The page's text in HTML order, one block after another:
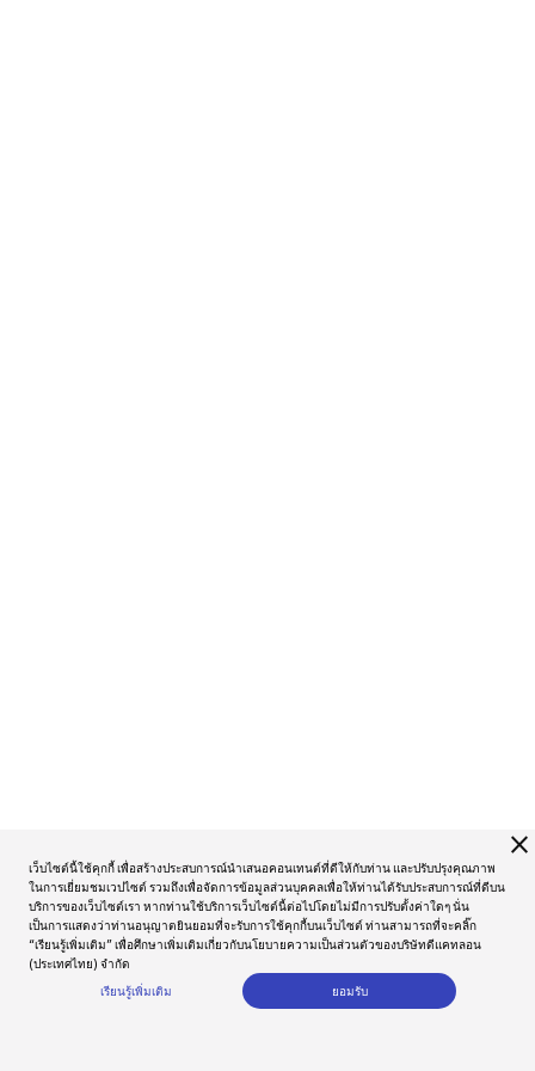
close
เว็บไซต์นี้ใช้คุกกี้ เพื่อสร้างประสบการณ์นำเสนอคอนเทนต์ที่ดีให้กับท่าน และปรับปรุงคุณภาพ
ในการเยี่ยมชมเวปไซต์ รวมถึงเพื่อจัดการข้อมูลส่วนบุคคลเพื่อให้ท่านได้รับประสบการณ์ที่ดีบน
บริการของเว็บไซต์เรา หากท่านใช้บริการเว็บไซต์นี้ต่อไปโดยไม่มีการปรับตั้งค่าใดๆ นั่น
เป็นการแสดงว่าท่านอนุญาตยินยอมที่จะรับการใช้คุกกี้บนเว็บไซต์ ท่านสามารถที่จะคลิ๊ก
“เรียนรู้เพิ่มเติม” เพื่อศึกษาเพิ่มเติมเกี่ยวกับนโยบายความเป็นส่วนตัวของบริษัทดีแคทลอน
(ประเทศไทย) จำกัด
เรียนรู้เพิ่มเติม
ยอมรับ